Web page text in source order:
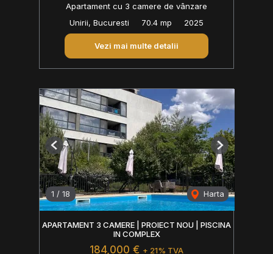
Apartament cu 3 camere de vânzare
Unirii, Bucuresti
70.4 mp 2025
Vezi mai multe detalii
1 / 18 Harta
Previous Next
APARTAMENT 3 CAMERE | PROIECT NOU | PISCINA
IN COMPLEX
184,000 € + 21% TVA